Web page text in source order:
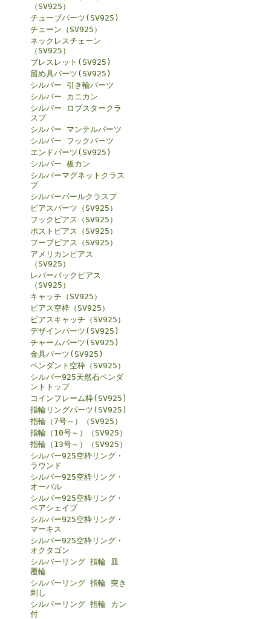
（SV925）
チューブパーツ(SV925)
チェーン（SV925）
ネックレスチェーン
（SV925）
ブレスレット(SV925)
留め具パーツ(SV925)
シルバー 引き輪パーツ
シルバー カニカン
シルバー ロブスタークラ
スプ
シルバー マンテルパーツ
シルバー フックパーツ
エンドパーツ(SV925)
シルバー 板カン
シルバーマグネットクラス
プ
シルバーパールクラスプ
ピアスパーツ（SV925）
フックピアス（SV925）
ポストピアス（SV925）
フープピアス（SV925）
アメリカンピアス
（SV925）
レバーバックピアス
（SV925）
キャッチ（SV925）
ピアス空枠（SV925）
ピアスキャッチ（SV925）
デザインパーツ(SV925)
チャームパーツ(SV925)
金具パーツ(SV925)
ペンダント空枠（SV925）
シルバー925天然石ペンダ
ントトップ
コインフレーム枠(SV925)
指輪リングパーツ(SV925)
指輪（7号～）（SV925）
指輪（10号～）（SV925）
指輪（13号～）（SV925）
シルバー925空枠リング・
ラウンド
シルバー925空枠リング・
オーバル
シルバー925空枠リング・
ペアシェイプ
シルバー925空枠リング・
マーキス
シルバー925空枠リング・
オクタゴン
シルバーリング 指輪 皿
覆輪
シルバーリング 指輪 突き
刺し
シルバーリング 指輪 カン
付